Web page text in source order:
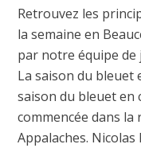
Retrouvez les
la semaine en
par notre équipe de
La saison du bleuet
saison du bleuet en
commencée dans
Appalaches.